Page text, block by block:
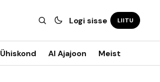
Logi sisse LIITU
Ühiskond AI Ajajoon Meist